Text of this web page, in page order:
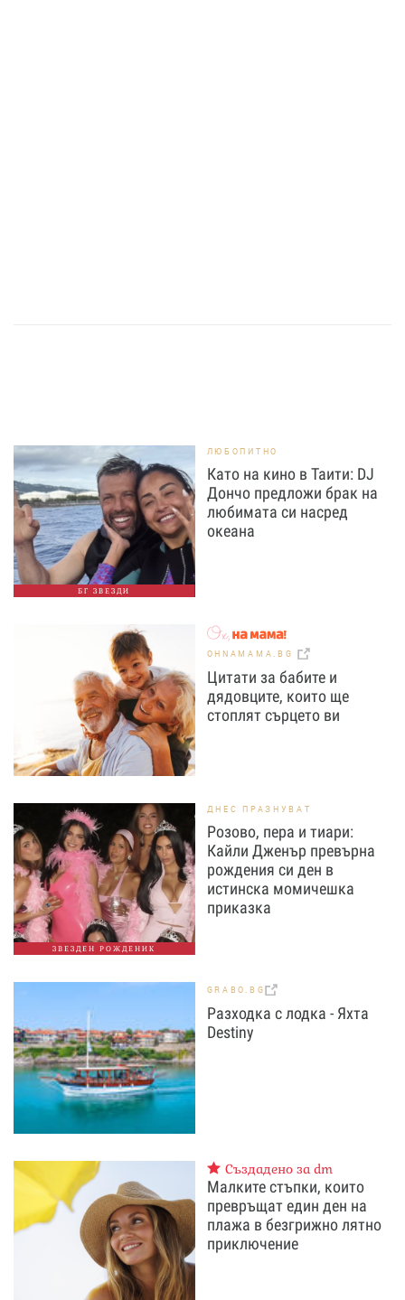
БГ ЗВЕЗДИ
ЛЮБОПИТНО
Като на кино в Таити: DJ
Дончо предложи брак на
любимата си насред
океана
OHNAMAMA.BG
Цитати за бабите и
дядовците, които ще
стоплят сърцето ви
ЗВЕЗДЕН РОЖДЕНИК
ДНЕС ПРАЗНУВАТ
Розово, пера и тиари:
Кайли Дженър превърна
рождения си ден в
истинска момичешка
приказка
GRABO.BG
Разходка с лодка - Яхта
Destiny
Създадено за dm
Малките стъпки, които
превръщат един ден на
плажа в безгрижно лятно
приключение